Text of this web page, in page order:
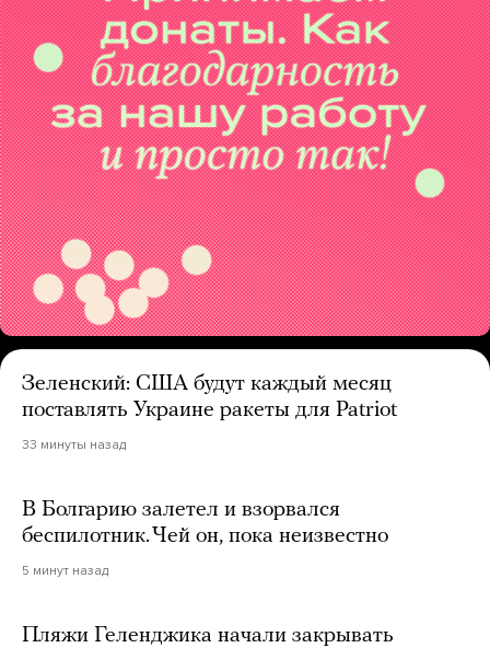
Зеленский: США будут каждый месяц
поставлять Украине ракеты для Patriot
33 минуты назад
В Болгарию залетел и взорвался
беспилотник. Чей он, пока неизвестно
5 минут назад
Пляжи Геленджика начали закрывать